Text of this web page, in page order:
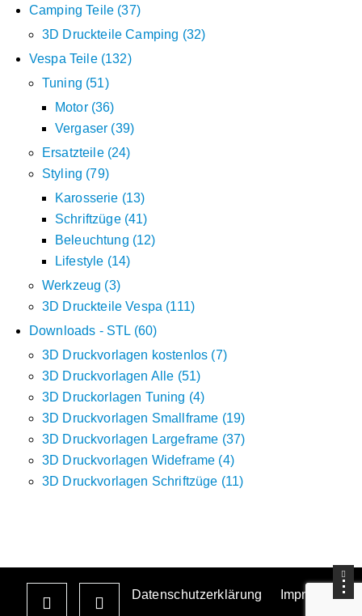
Camping Teile 37
3D Druckteile Camping
32
Vespa Teile
132
Tuning
51
Motor 36
Vergaser 39
Ersatzteile
24
Styling
79
Karosserie 13
Schriftzüge 41
Beleuchtung
12
Lifestyle 14
Werkzeug
3
3D Druckteile Vespa
111
Downloads - STL 60
3D Druckvorlagen kostenlos 7
3D Druckvorlagen Alle 51
3D Druckorlagen Tuning
4
3D Druckvorlagen Smallframe 19
3D Druckvorlagen Largeframe 37
3D Druckvorlagen Wideframe 4
3D Druckvorlagen Schriftzüge 11
Datenschutzerklärung Impressum